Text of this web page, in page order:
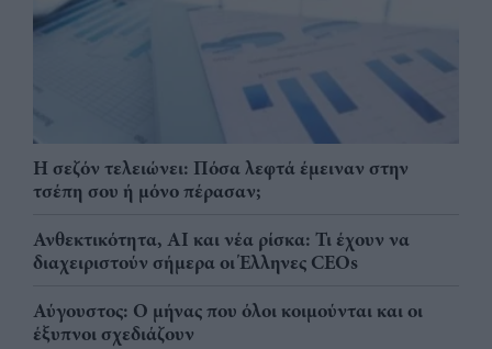
Η σεζόν τελειώνει: Πόσα λεφτά έμειναν στην
τσέπη σου ή μόνο πέρασαν;
Ανθεκτικότητα, AI και νέα ρίσκα: Τι έχουν να
διαχειριστούν σήμερα οι Έλληνες CEOs
Αύγουστος: Ο μήνας που όλοι κοιμούνται και οι
έξυπνοι σχεδιάζουν